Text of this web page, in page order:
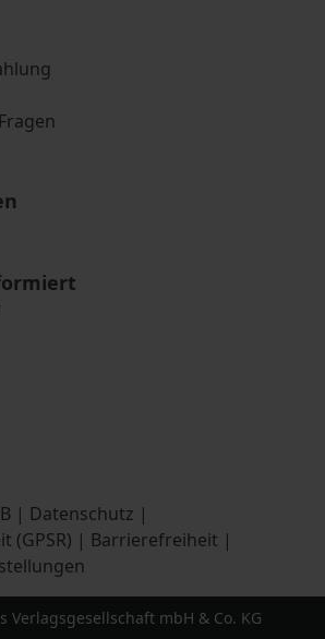
| Datenschutz |
(GPSR) | Barrierefreiheit |
Verlagsgesellschaft mbH & Co. KG